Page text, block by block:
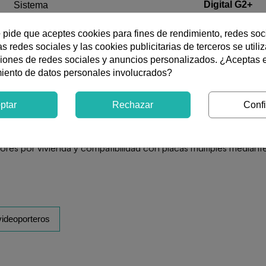
Sistema Digital G2+
Instalación 2 hilos
G2+ de dos hilos no polarizados, formado por la placa Nexa
iconos guía y mensajes vocales, además de
de llamadas mediante Wi-Fi a la aplicación G2Call+,
como vídeo-espía, modo Doctor, autoencendido y no
por vivienda y compatibilidad con placas múltiples
pide que aceptes cookies para fines de rendimiento, redes
redes sociales y las cookies publicitarias de terceros se
de redes sociales y anuncios personalizados. ¿Aceptas
de datos personales involucrados?
Rechazar